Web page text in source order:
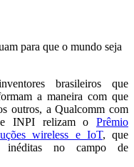
para que o mundo seja
brasileiros que
a maneira com que
outros, a Qualcomm com
INPI relizam o Prêmio
wireless e IoT, que
inéditas no campo de